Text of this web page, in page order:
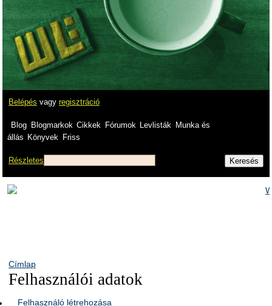
Belépés vagy regisztráció
Blog Blogmarkok Cikkek Fórumok Levlisták
Munka és
állás Könyvek Friss
Részletes
Címlap
Felhasználói adatok
Felhasználó létrehozása